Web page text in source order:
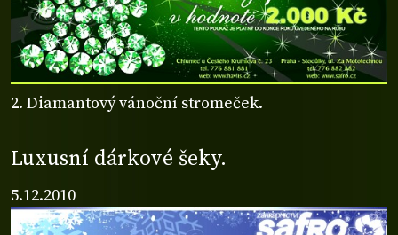
2. Diamantový vánoční stromeček.
Luxusní dárkové šeky.
5.12.2010